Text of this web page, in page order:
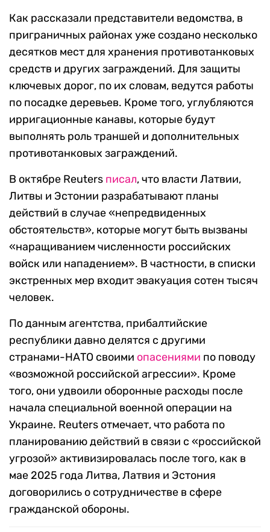
Как рассказали представители ведомства, в
приграничных районах уже создано несколько
десятков мест для хранения противотанковых
средств и других заграждений. Для защиты
ключевых дорог, по их словам, ведутся работы
по посадке деревьев. Кроме того, углубляются
ирригационные канавы, которые будут
выполнять роль траншей и дополнительных
противотанковых заграждений.
В октябре Reuters писал, что власти Латвии,
Литвы и Эстонии разрабатывают планы
действий в случае «непредвиденных
обстоятельств», которые могут быть вызваны
«наращиванием численности российских
войск или нападением». В частности, в списки
экстренных мер входит эвакуация сотен тысяч
человек.
По данным агентства, прибалтийские
республики давно делятся с другими
странами-НАТО своими опасениями по поводу
«возможной российской агрессии». Кроме
того, они удвоили оборонные расходы после
начала специальной военной операции на
Украине. Reuters отмечает, что работа по
планированию действий в связи с «российской
угрозой» активизировалась после того, как в
мае 2025 года Литва, Латвия и Эстония
договорились о сотрудничестве в сфере
гражданской обороны.